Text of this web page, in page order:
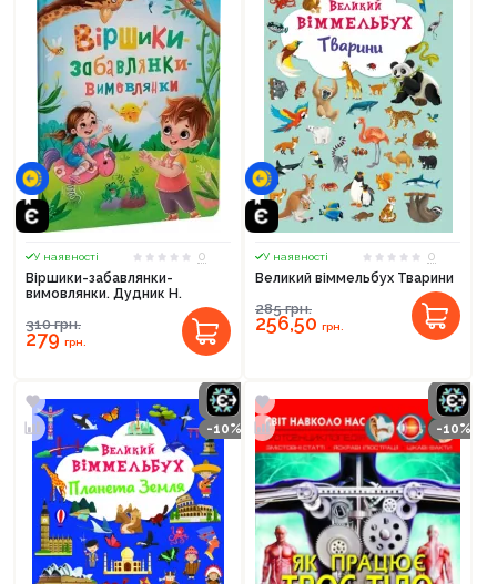
У наявності
0
Віршики-забавлянки-
вимовлянки. Дудник Н.
310грн.
279грн.
У наявності
0
Великий віммельбух Тварини
285грн.
256,50 грн.
-10% -10%